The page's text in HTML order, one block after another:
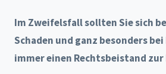
Im Zweifelsfall sollten Sie sich
Schaden und ganz besonders
immer einen Rechtsbeistand